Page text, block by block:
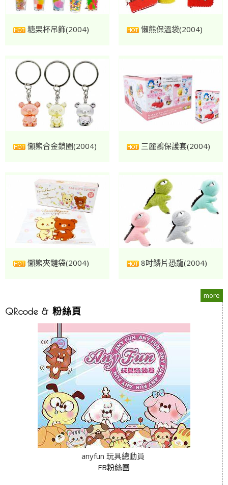
糖果杯吊飾(2004) 懶熊保溫袋(2004)
懶熊合金鎖圈(2004) 三麗鷗保護套(2004)
懶熊夾鏈袋(2004) 8吋鱗片恐龍(2004)
more
QRcode & 粉絲頁
anyfun 玩具總動員
FB粉絲團